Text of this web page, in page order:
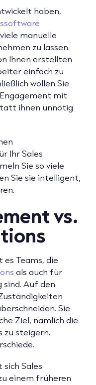
haben,
manuelle
zu lassen.
Ihnen erstellten
einfach zu
wollen Sie
mit
ihnen unnötig
Ihr Sales
Sie so viele
Sie sie intelligent,
vs.
Teams, die
als auch für
sind. Auf den
Sie
Ziel, nämlich die
zu steigern.
Sales
einem früheren